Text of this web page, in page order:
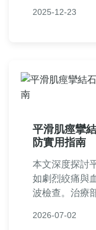
2025-12-23
平滑肌痙攣
防實用指南
本文深度探討
如劇烈絞痛與
波檢查。治療
分攝取。文中
2026-07-02